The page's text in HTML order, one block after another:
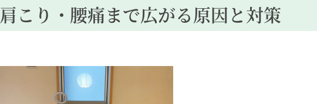
肩こり・腰痛まで広がる原因と対策